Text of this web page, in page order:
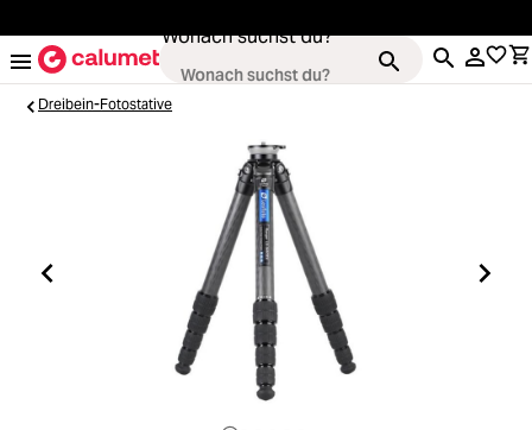
Wonach suchst du?
Loading...
Video & Drohnen
Stative & Gimbals
Dreibein-Fotostative